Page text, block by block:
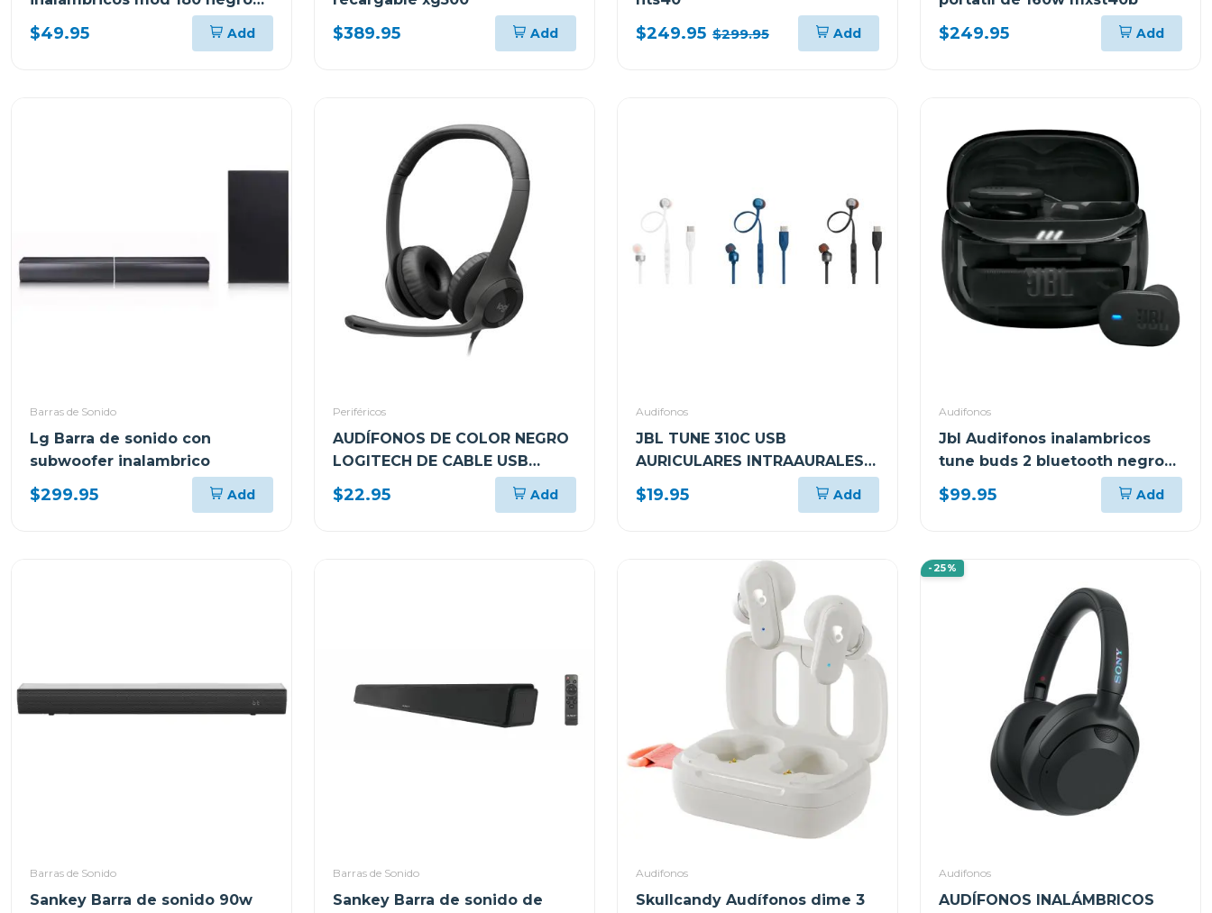
s2mgw
$49.95 Add $389.95 Add $249.95 $299.95 Add $249.95 Add
Barras de Sonido
Lg Barra de sonido con
subwoofer inalambrico
$299.95 Add
Periféricos
AUDÍFONOS DE COLOR NEGRO
LOGITECH DE CABLE USB
TIPO-A CON MICROFONO PARA
COMPUTADORAS H390
$22.95 Add
Audifonos
JBL TUNE 310C USB
AURICULARES INTRAAURALES
CON CABLE
$19.95 Add
Audifonos
Jbl Audifonos inalambricos
tune buds 2 bluetooth negro
ghost tbuds2
$99.95 Add
Barras de Sonido
Sankey Barra de sonido 90w
Barras de Sonido
Sankey Barra de sonido de
Audifonos
Skullcandy Audífonos dime 3
-25%
Audifonos
AUDÍFONOS INALÁMBRICOS